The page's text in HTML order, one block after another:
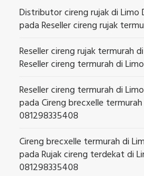
Distributor cireng rujak di Limo
padaReseller cireng rujak
Reseller cireng rujak termurah
Reseller cireng termurah di
Reseller cireng termurah di
padaCireng brecxelle
081298335408
Cireng brecxelle termurah di
padaRujak cireng terdekat di
081298335408